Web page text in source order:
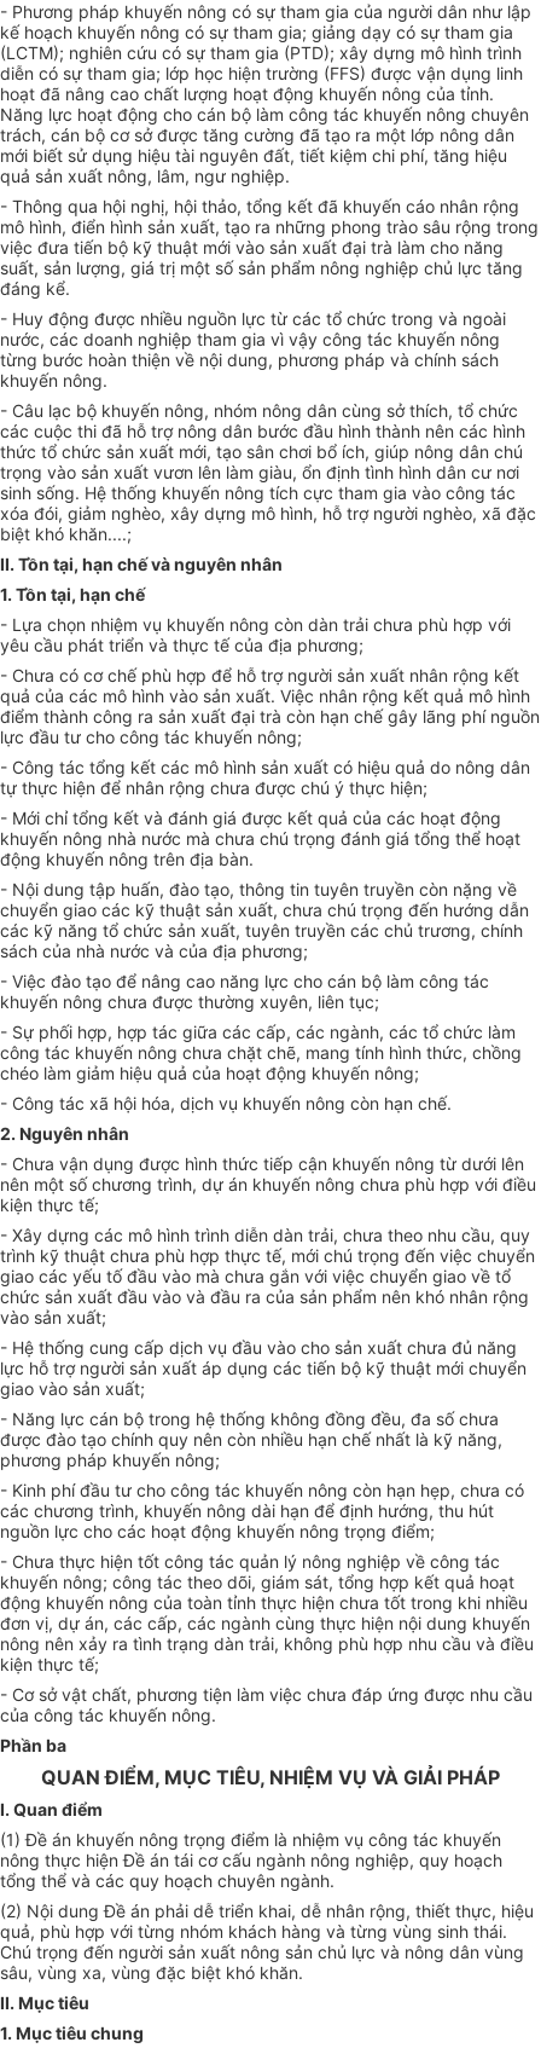
- Phương pháp khuyến nông có sự tham gia của người dân như lập
kế hoạch khuyến nông có sự tham gia; giảng dạy có sự tham gia
(LCTM); nghiên cứu có sự tham gia (PTD); xây dựng mô hình trình
diễn có sự tham gia; lớp học hiện trường (FFS) được vận dụng linh
hoạt đã nâng cao chất lượng hoạt động khuyến nông của tỉnh.
Năng lực hoạt động cho cán bộ làm công tác khuyến nông chuyên
trách, cán bộ cơ sởđược tăng cường đã tạo ra một lớp nông dân
mới biết sử dụng hiệu tài nguyên đất, tiết kiệm chi phí, tăng hiệu
quả sản xuất nông, lâm, ngư nghiệp.
- Thông qua hội nghị, hội thảo, tổng kết đã khuyến cáo nhân rộng
mô hình, điển hình sản xuất, tạo ra những phong trào sâu rộng trong
việc đưa tiến bộ kỹ thuật mới vào sản xuất đại trà làm cho năng
suất, sản lượng, giá trị một số sản phẩm nông nghiệp chủ lực tăng
đáng kể.
- Huy động được nhiều nguồn lực từ các tổ chức trong và ngoài
nước, các doanh nghiệp tham gia vì vậy công tác khuyến nông
từng bước hoàn thiện về nội dung, phương pháp và chính sách
khuyến nông.
- Câu lạc bộ khuyến nông, nhóm nông dân cùng sở thích, tổ chức
các cuộc thi đã hỗ trợ nông dân bước đầu hình thành nên các hình
thức tổ chức sản xuất mới, tạo sân chơi bổ ích, giúp nông dân chú
trọng vào sản xuất vươn lên làm giàu, ổn định tình hình dân cư nơi
sinh sống. Hệ thống khuyến nông tích cực tham gia vào công tác
xóa đói, giảm nghèo, xây dựng mô hình, hỗ trợ người nghèo, xã đặc
biệt khó khăn....;
II. Tồn tại, hạn chế và nguyên nhân
1. Tồn tại, hạn chế
- Lựa chọn nhiệm vụ khuyến nông còn dàn trải chưa phù hợp với
yêu cầu phát triển và thực tế của địa phương;
- Chưa có cơ chế phù hợp để hỗ trợ người sản xuất nhân rộng kết
quả của các mô hình vào sản xuất. Việc nhân rộng kết quả mô hình
điểm thành công ra sản xuất đại trà còn hạn chế gây lãng phí nguồn
lực đầu tư cho công tác khuyến nông;
- Công tác tổng kết các mô hình sản xuất có hiệu quả do nông dân
tự thực hiện để nhân rộng chưa được chú ý thực hiện;
- Mới chỉ tổng kết và đánh giá được kết quả của các hoạt động
khuyến nông nhà nước mà chưa chú trọng đánh giá tổng thể hoạt
động khuyến nông trên địa bàn.
- Nội dung tập huấn, đào tạo, thông tin tuyên truyền còn nặng về
chuyển giao các kỹ thuật sản xuất, chưa chú trọng đến hướng dẫn
các kỹ năng tổ chức sản xuất, tuyên truyền các chủ trương, chính
sách của nhà nước và của địa phương;
- Việc đào tạo để nâng cao năng lực cho cán bộ làm công tác
khuyến nông chưa được thường xuyên, liên tục;
- Sự phối hợp, hợp tác giữa các cấp, các ngành, các tổ chức làm
công tác khuyến nông chưa chặt chẽ, mang tính hình thức, chồng
chéo làm giảm hiệu quả của hoạt động khuyến nông;
- Công tác xã hội hóa, dịch vụ khuyến nông còn hạn chế.
2. Nguyên nhân
- Chưa vận dụng được hình thức tiếp cận khuyến nông từ dưới lên
nên một số chương trình, dự án khuyến nông chưa phù hợp với điều
kiện thực tế;
- Xây dựng các mô hình trình diễn dàn trải, chưa theo nhu cầu, quy
trình kỹ thuật chưa phù hợp thực tế, mới chú trọng đến việc chuyển
giao các yếu tốđầu vào mà chưa gắn với việc chuyển giao về tổ
chức sản xuất đầu vào và đầu ra của sản phẩm nên khó nhân rộng
vào sản xuất;
- Hệ thống cung cấp dịch vụ đầu vào cho sản xuất chưa đủ năng
lực hỗ trợ người sản xuất áp dụng các tiến bộ kỹ thuật mới chuyển
giao vào sản xuất;
- Năng lực cán bộ trong hệ thống không đồng đều, đa số chưa
được đào tạo chính quy nên còn nhiều hạn chế nhất là kỹ năng,
phương pháp khuyến nông;
- Kinh phí đầu tư cho công tác khuyến nông còn hạn hẹp, chưa có
các chương trình, khuyến nông dài hạn để định hướng, thu hút
nguồn lực cho các hoạt động khuyến nông trọng điểm;
- Chưa thực hiện tốt công tác quản lý nông nghiệp về công tác
khuyến nông; công tác theo dõi, giám sát, tổng hợp kết quả hoạt
động khuyến nông của toàn tỉnh thực hiện chưa tốt trong khi nhiều
đơn vị, dự án, các cấp, các ngành cùng thực hiện nội dung khuyến
nông nên xảy ra tình trạng dàn trải, không phù hợp nhu cầu và điều
kiện thực tế;
- Cơ sở vật chất, phương tiện làm việc chưa đáp ứng được nhu cầu
của công tác khuyến nông.
Phần ba
QUAN ĐIỂM, MỤC TIÊU, NHIỆM VỤ VÀ GIẢI PHÁP
I. Quan điểm
(1) Đề án khuyến nông trọng điểm là nhiệm vụ công tác khuyến
nông thực hiện Đề án tái cơ cấu ngành nông nghiệp, quy hoạch
tổng thể và các quy hoạch chuyên ngành.
(2) Nội dung Đề án phải dễ triển khai, dễ nhân rộng, thiết thực, hiệu
quả, phù hợp với từng nhóm khách hàng và từng vùng sinh thái.
Chú trọng đến người sản xuất nông sản chủ lực và nông dân vùng
sâu, vùng xa, vùng đặc biệt khó khăn.
II. Mục tiêu
1. Mục tiêu chung